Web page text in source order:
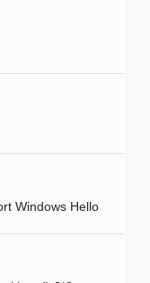
Windows Hello